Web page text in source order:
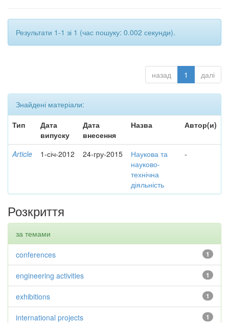
Результати 1-1 зі 1 (час пошуку: 0.002 секунди).
назад 1 далі
Знайдені матеріали:
Тип
Дата
випуску
Дата
внесення
Назва Автор(и)
Article 1-січ-2012 24-гру-2015
Наукова та
науково-
технічна
діяльність
-
Розкриття
за темами
1
conferences
1
engineering activities
1
exhibitions
1
international projects